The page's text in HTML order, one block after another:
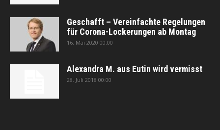
Geschafft – Vereinfachte Regelungen
für Corona-Lockerungen ab Montag
16. Mai 2020 00:00
Alexandra M. aus Eutin wird vermisst
28. Juli 2018 00:00